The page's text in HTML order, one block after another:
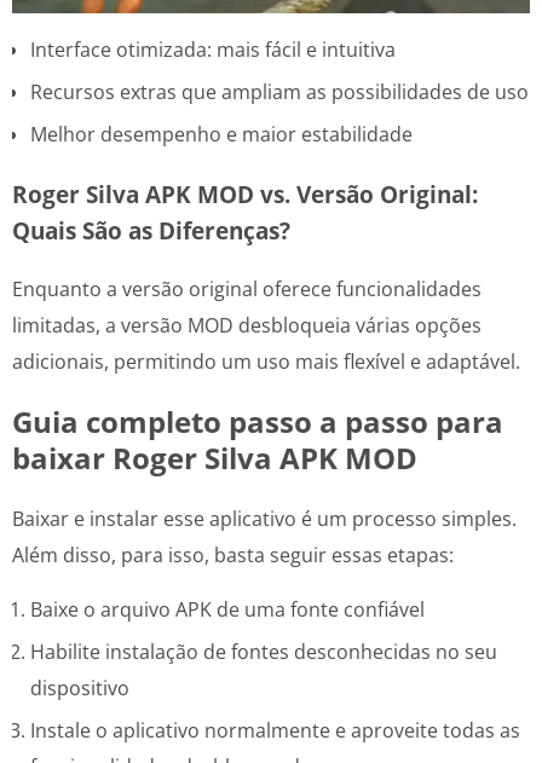
Interface otimizada: mais fácil e intuitiva
Recursos extras que ampliam as possibilidades de uso
Melhor desempenho e maior estabilidade
Roger Silva APK MOD vs. Versão Original:
Quais São as Diferenças?
Enquanto a versão original oferece funcionalidades
limitadas, a versão MOD desbloqueia várias opções
adicionais, permitindo um uso mais flexível e adaptável.
Guia completo passo a passo para
baixar Roger Silva APK MOD
Baixar e instalar esse aplicativo é um processo simples.
Além disso, para isso, basta seguir essas etapas:
Baixe o arquivo APK de uma fonte confiável
Habilite instalação de fontes desconhecidas no seu
dispositivo
Instale o aplicativo normalmente e aproveite todas as